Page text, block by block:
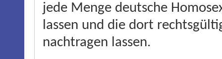
jede Menge deutsche
lassen und die dort
nachtragen lassen.